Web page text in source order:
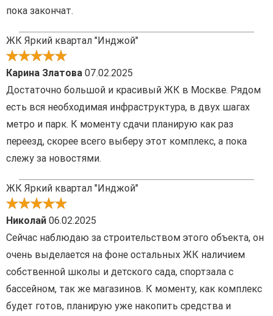
пока закончат.
ЖК Яркий квартал "Инджой"
Карина Златова 07.02.2025
Достаточно большой и красивый ЖК в Москве. Рядом
есть вся необходимая инфраструктура, в двух шагах
метро и парк. К моменту сдачи планирую как раз
переезд, скорее всего выберу этот комплекс, а пока
слежу за новостями.
ЖК Яркий квартал "Инджой"
Николай 06.02.2025
Сейчас наблюдаю за строительством этого объекта, он
очень выделается на фоне остальных ЖК наличием
собственной школы и детского сада, спортзала с
бассейном, так же магазинов. К моменту, как комплекс
будет готов, планирую уже накопить средства и